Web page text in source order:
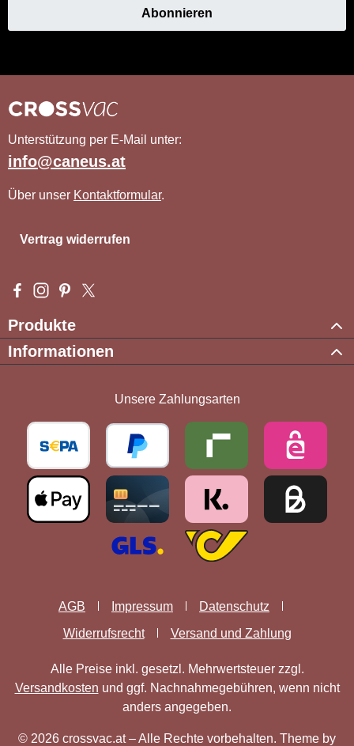
Abonnieren
Unterstützung per E-Mail unter:
info@caneus.at
Über unser Kontaktformular.
Vertrag widerrufen
Besuche uns auf Facebook – öffnet in neuem Tab (externer
Schau auf Instagram vorbei – öffnet in neuem Tab
Lass dich auf Pinterest inspirieren – öffnet in neuem
Folge uns auf X – öffnet in neuem Tab (externer
Produkte
Informationen
Unsere Zahlungsarten
AGB Impressum
Datenschutz
Widerrufsrecht
Versand und Zahlung
Alle Preise inkl. gesetzl. Mehrwertsteuer zzgl.
Versandkosten und ggf. Nachnahmegebühren, wenn nicht
anders angegeben.
© 2026 crossvac.at – Alle Rechte vorbehalten. Theme by